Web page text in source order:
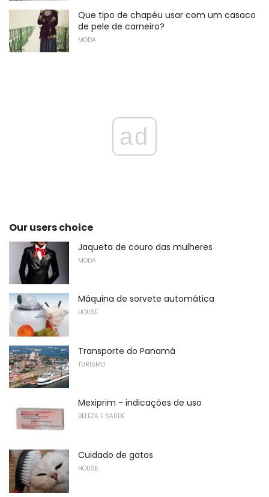
Que tipo de chapéu usar com um casaco
de pele de carneiro?
MODA
ad
Our users choice
Jaqueta de couro das mulheres
MODA
Máquina de sorvete automática
HOUSE
Transporte do Panamá
TURISMO
Mexiprim - indicações de uso
BELEZA E SAÚDE
Cuidado de gatos
HOUSE